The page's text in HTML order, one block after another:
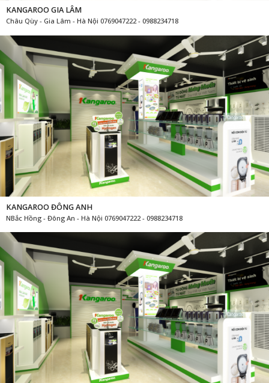
KANGAROO GIA LÂM
Châu Qùy - Gia Lâm - Hà Nội 0769047222 - 0988234718
KANGAROO ĐÔNG ANH
NBắc Hồng - Đông An - Hà Nội 0769047222 - 0988234718